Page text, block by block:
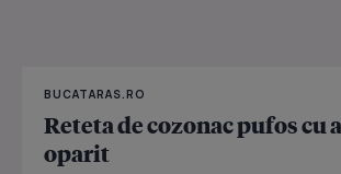
BUCATARAS.RO
Reteta de cozonac pufos cu
oparit